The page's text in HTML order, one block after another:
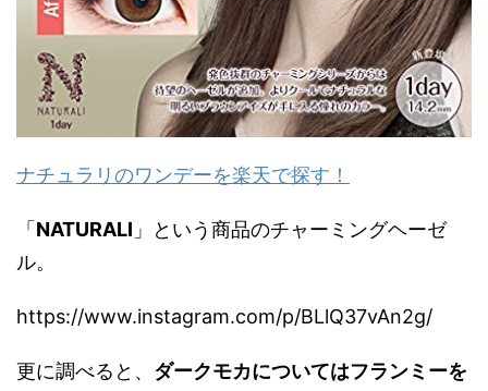
ナチュラリのワンデーを楽天で探す！
「 NATURALI 」という商品のチャーミングヘーゼ
ル。
https://www.instagram.com/p/BLlQ37vAn2g/
更に調べると、 ダークモカについてはフランミーを